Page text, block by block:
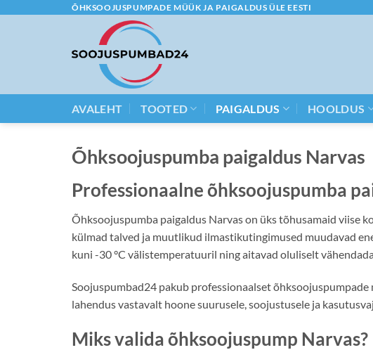
ÕHKSOOJUSPUMPADE MÜÜK JA PAIGALDUS ÜLE EESTI
AVALEHT TOOTED PAIGALDUS HOOLDUS
Õhksoojuspumba paigaldus Narvas
Professionaalne õhksoojuspumba
Õhksoojuspumba paigaldus Narvas on üks tõhusamaid viise
külmad talved ja muutlikud ilmastikutingimused muudavad
kuni -30 °C välistemperatuuril ning aitavad oluliselt
Soojuspumbad24 pakub professionaalset
lahendus vastavalt hoone suurusele, soojustusele ja
Miks valida õhksoojuspump Narvas?